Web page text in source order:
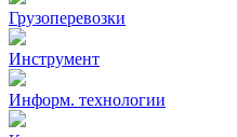
Грузоперевозки
Инструмент
Информ. технологии